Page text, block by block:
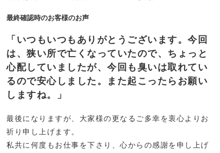
最終確認時のお客様のお声
「いつもいつもありがとうございます。今回
は、狭い所で亡くなっていたので、ちょっと
心配していましたが、今回も臭いは取れてい
るので安心しました。また起こったらお願い
しますね。」
最後になりますが、大家様の更なるご多幸を衷心よりお
祈り申し上げます。
私共に何度もお仕事を下さり、心からの感謝を申し上げ